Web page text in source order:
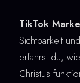
TikTok
Sichtbarkeit
erfährst du,
Christus